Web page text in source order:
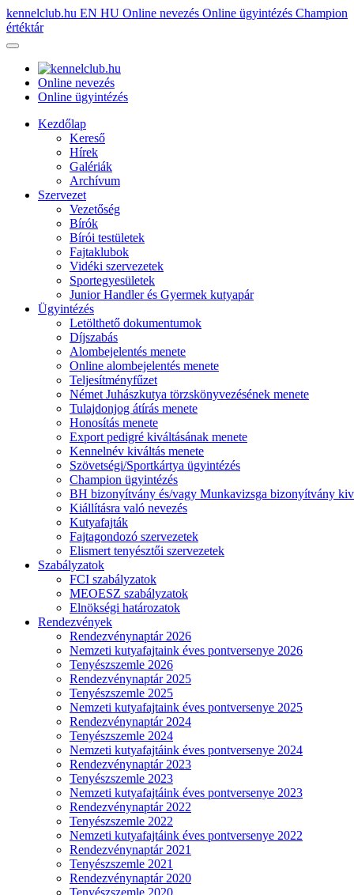
kennelclub.hu EN HU Online nevezés Online ügyintézés Champion
értéktár
Online nevezés
Online ügyintézés
Kezdőlap
Kereső
Hírek
Galériák
Archívum
Szervezet
Vezetőség
Bírók
Bírói testületek
Fajtaklubok
Vidéki szervezetek
Sportegyesületek
Junior Handler és Gyermek kutyapár
Ügyintézés
Letölthető dokumentumok
Díjszabás
Alombejelentés menete
Online alombejelentés menete
Teljesítményfűzet
Német Juhászkutya törzskönyvezésének menete
Tulajdonjog átírás menete
Honosítás menete
Export pedigré kiváltásának menete
Kennelnév kiváltás menete
Szövetségi/Sportkártya ügyintézés
Champion ügyintézés
BH bizonyítvány és/vagy Munkavizsga bizonyítvány
Kiállításra való nevezés
Kutyafajták
Fajtagondozó szervezetek
Elismert tenyésztői szervezetek
Szabályzatok
FCI szabályzatok
MEOESZ szabályzatok
Elnökségi határozatok
Rendezvények
Rendezvénynaptár 2026
Nemzeti kutyafajtaink éves pontversenye 2026
Tenyészszemle 2026
Rendezvénynaptár 2025
Tenyészszemle 2025
Nemzeti kutyafajtaink éves pontversenye 2025
Rendezvénynaptár 2024
Tenyészszemle 2024
Nemzeti kutyafajtáink éves pontversenye 2024
Rendezvénynaptár 2023
Tenyészszemle 2023
Nemzeti kutyafajtáink éves pontversenye 2023
Rendezvénynaptár 2022
Tenyészszemle 2022
Nemzeti kutyafajtáink éves pontversenye 2022
Rendezvénynaptár 2021
Tenyészszemle 2021
Rendezvénynaptár 2020
Tenyészszemle 2020